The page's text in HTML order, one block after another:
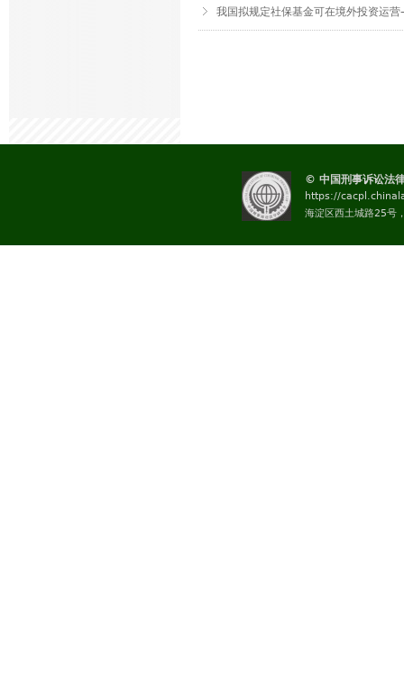
我国拟规定社保基金可在境外投资运
© 中国刑事诉讼法
https://
海淀区西土城路25号